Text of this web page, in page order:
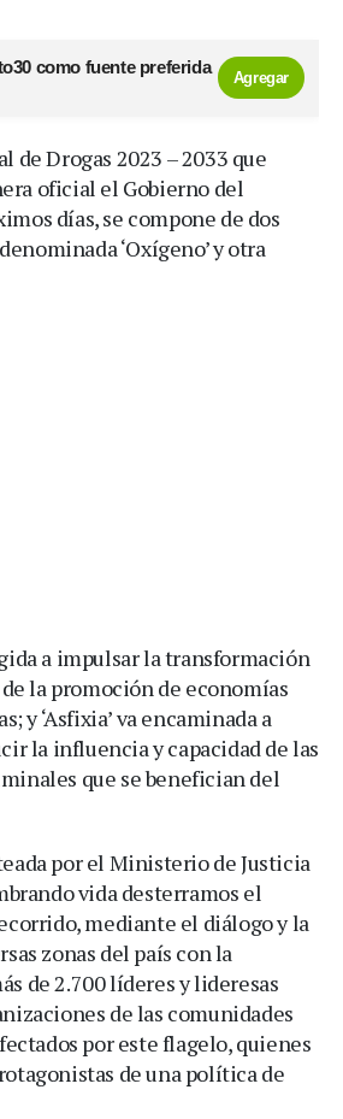
como fuente preferida
Agregar
de Drogas 2023 – 2033 que
oficial el Gobierno del
días, se compone de dos
‘Oxígeno’ y otra
a impulsar la transformación
la promoción de economías
y ‘Asfixia’ va encaminada a
la influencia y capacidad de las
que se benefician del
por el Ministerio de Justicia
vida desterramos el
mediante el diálogo y la
zonas del país con la
de 2.700 líderes y lideresas
de las comunidades
por este flagelo, quienes
de una política de